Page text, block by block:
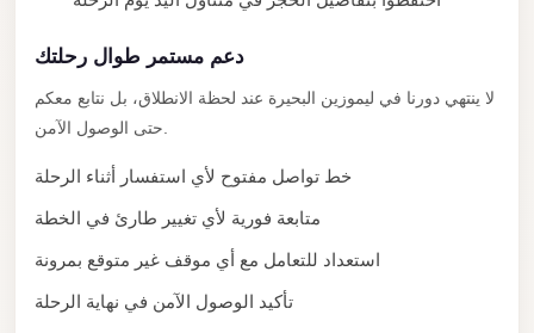
دعم مستمر طوال رحلتك
لا ينتهي دورنا في ليموزين البحيرة عند لحظة الانطلاق، بل نتابع معكم
خط تواصل مفتوح لأي استفسار أثناء الرحلة
متابعة فورية لأي تغيير طارئ في الخطة
استعداد للتعامل مع أي موقف غير متوقع بمرونة
تأكيد الوصول الآمن في نهاية الرحلة
New
Cairo
Limousine
New
Administrative
Transfer
New